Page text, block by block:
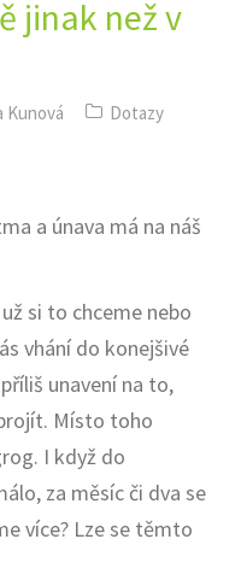
jinak než v
Kunová Dotazy
a únava má na náš
si to chceme nebo
vhání do konejšivé
unavení na to,
Místo toho
I když do
za měsíc či dva se
více? Lze se těmto